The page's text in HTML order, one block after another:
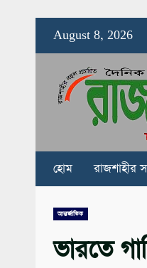
August 8, 2026
হোম রাজশাহীর
আন্তর্জাতিক
ভারতে